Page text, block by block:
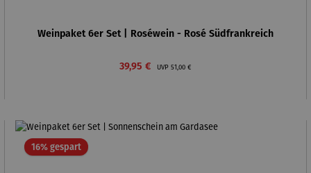
Weinpaket 6er Set | Roséwein - Rosé Südfrankreich
Verkaufspreis:
39,95 € UVP Regulärer Preis:
51,00 €
16% gespartRabatt